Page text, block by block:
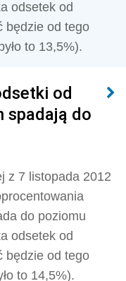
odsetek od
będzie od tego
to 13,5%).
od
spadają do
z 7 listopada 2012
do poziomu
odsetek od
będzie od tego
to 14,5%).